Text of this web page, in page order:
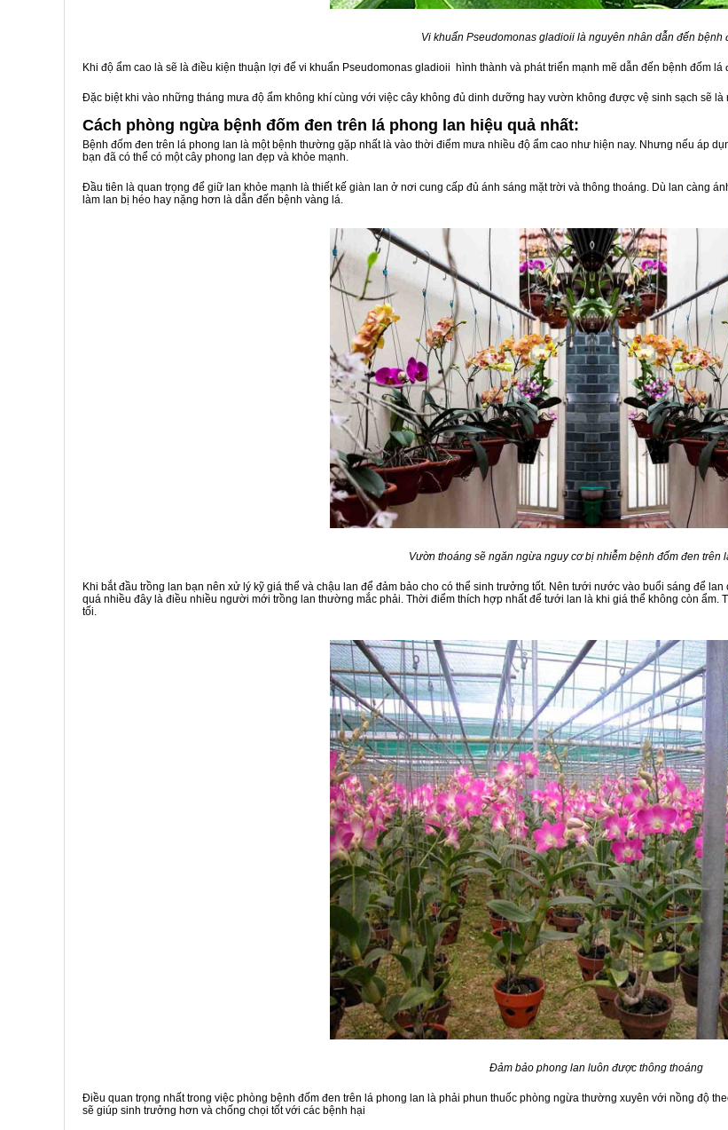
Vi khuẩn Pseudomonas gladioii là nguyên nhân dẫn đến bệnh
Khi độ ẩm cao là sẽ là điều kiện thuận lợi để vi khuẩn Pseudomonas gladioii hình thành và phát triển mạnh mẽ dẫn đến bệnh đốm lá
Đặc biệt khi vào những tháng mưa độ ẩm không khí cùng với việc cây không đủ dinh dưỡng hay vườn không được vệ sinh sạch sẽ
Cách phòng ngừa bệnh đốm đen trên lá phong lan hiệu quả nhất:
Bệnh đốm đen trên lá phong lan là một bệnh thường gặp nhất là vào thời điểm mưa nhiều độ ẩm cao như hiện nay. Nhưng nếu áp
bạn đã có thể có một cây phong lan đẹp và khỏe mạnh.
Đầu tiên là quan trọng để giữ lan khỏe mạnh là thiết kế giàn lan ở nơi cung cấp đủ ánh sáng mặt trời và thông thoáng. Dù lan càng
làm lan bị héo hay nặng hơn là dẫn đến bệnh vàng lá.
Vườn thoáng sẽ ngăn ngừa nguy cơ bị nhiễm bệnh đốm đen trên
Khi bắt đầu trồng lan bạn nên xử lý kỹ giá thể và chậu lan để đảm bảo cho có thể sinh trưởng tốt. Nên tưới nước vào buổi sáng để
quá nhiều đây là điều nhiều người mới trồng lan thường mắc phải. Thời điểm thích hợp nhất để tưới lan là khi giá thể không còn
tối.
Đảm bảo phong lan luôn được thông thoáng
Điều quan trọng nhất trong việc phòng bệnh đốm đen trên lá phong lan là phải phun thuốc phòng ngừa thường xuyên với nồng độ
sẽ giúp sinh trưởng hơn và chống chọi tốt với các bệnh hại